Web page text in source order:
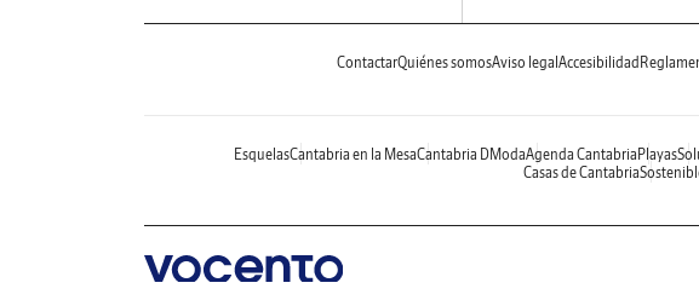
ContactarQuiénes somosAviso legalAccesibilidad
EsquelasCantabria en la MesaCantabria DModaAgenda CantabriaPlayas
Casas de Cantabria